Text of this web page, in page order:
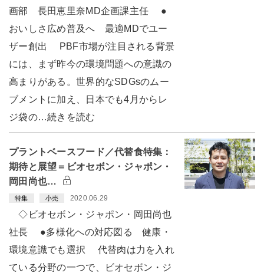
画部 長田恵里奈MD企画課主任 ●
おいしさ広め普及へ 最適MDでユー
ザー創出 PBF市場が注目される背景
には、まず昨今の環境問題への意識の
高まりがある。世界的なSDGsのムー
ブメントに加え、日本でも4月からレ
ジ袋の…続きを読む
プラントベースフード／代替食特集：
期待と展望＝ビオセボン・ジャポン・
岡田尚也…
特集 小売 2020.06.29
◇ビオセボン・ジャポン・岡田尚也
社長 ●多様化への対応図る 健康・
環境意識でも選択 代替肉は力を入れ
ている分野の一つで、ビオセボン・ジ